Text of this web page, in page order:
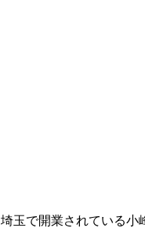
埼玉で開業されている小